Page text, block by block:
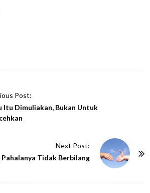
Post:
Itu Dimuliakan, Bukan Untuk
Next Post:
Pahalanya Tidak Berbilang